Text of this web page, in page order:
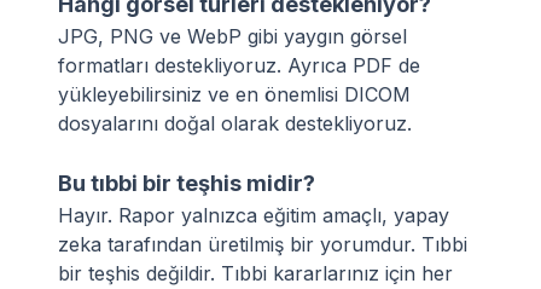
JPG, PNG ve WebP gibi yaygın görsel
formatları destekliyoruz. Ayrıca PDF de
yükleyebilirsiniz ve en önemlisi DICOM
dosyalarını doğal olarak destekliyoruz.
Bu tıbbi bir teşhis midir?
Hayır. Rapor yalnızca eğitim amaçlı, yapay
zeka tarafından üretilmiş bir yorumdur. Tıbbi
bir teşhis değildir. Tıbbi kararlarınız için her